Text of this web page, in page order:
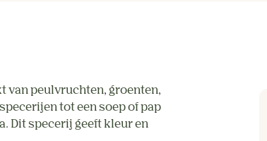
van peulvruchten, groenten,
tot een soep of pap
Dit specerij geeft kleur en